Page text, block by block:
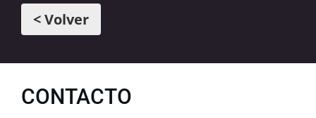
< Volver
CONTACTO